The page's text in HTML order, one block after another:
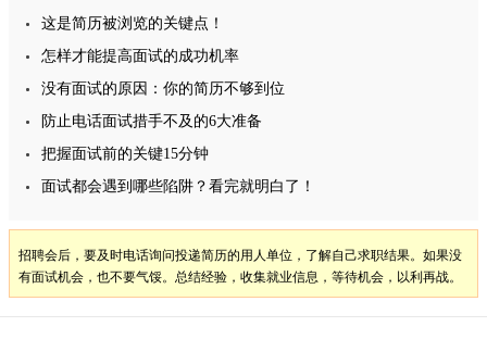
这是简历被浏览的关键点！
怎样才能提高面试的成功机率
没有面试的原因：你的简历不够到位
防止电话面试措手不及的6大准备
把握面试前的关键15分钟
面试都会遇到哪些陷阱？看完就明白了！
招聘会后，要及时电话询问投递简历的用人单位，了解自己求职结果。如果没
有面试机会，也不要气馁。总结经验，收集就业信息，等待机会，以利再战。